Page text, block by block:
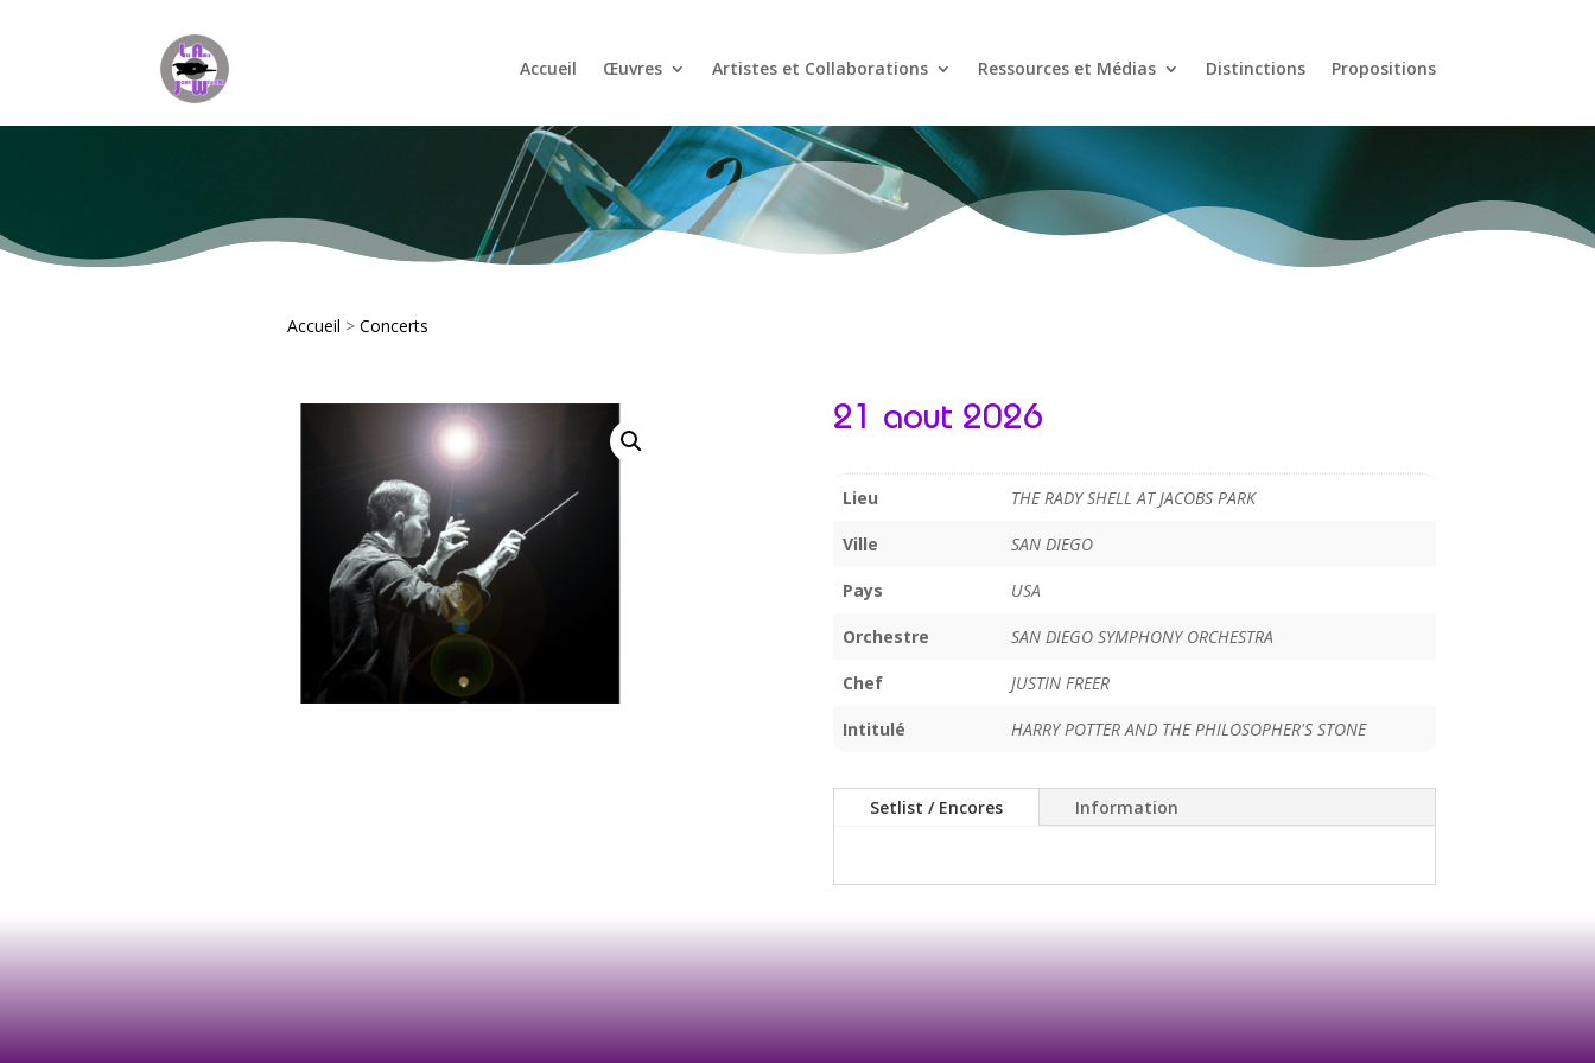
Accueil Œuvres Artistes et Collaborations Ressources et Médias Distinctions Propositions
Accueil > Concerts
21 aout 2026
Lieu THE RADY SHELL AT JACOBS PARK
Ville SAN DIEGO
Pays USA
Orchestre SAN DIEGO SYMPHONY ORCHESTRA
Chef JUSTIN FREER
Intitulé HARRY POTTER AND THE PHILOSOPHER'S STONE
Setlist / Encores Information